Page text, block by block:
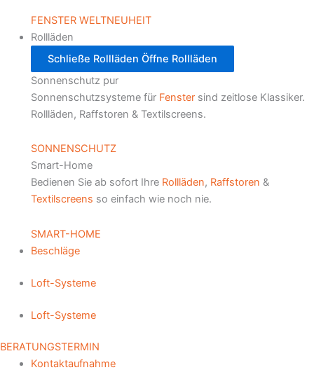
FENSTER WELTNEUHEIT
Rollläden
Schließe Rollläden Öffne Rollläden
Sonnenschutz pur
Sonnenschutzsysteme für Fenstersind zeitlose Klassiker.
Rollläden, Raffstoren & Textilscreens.
SONNENSCHUTZ
Smart-Home
Bedienen Sie ab sofort Ihre Rollläden, Raffstoren &
Textilscreens so einfach wie noch nie.
SMART-HOME
Beschläge
Loft-Systeme
Loft-Systeme
BERATUNGSTERMIN
Kontaktaufnahme